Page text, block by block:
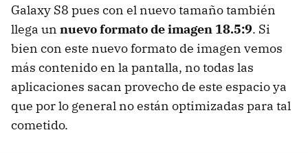
Galaxy S8 pues con el nuevo tamaño también
llega un nuevo formato de imagen 18.5:9. Si
bien con este nuevo formato de imagen vemos
más contenido en la pantalla, no todas las
aplicaciones sacan provecho de este espacio ya
que por lo general no están optimizadas para tal
cometido.